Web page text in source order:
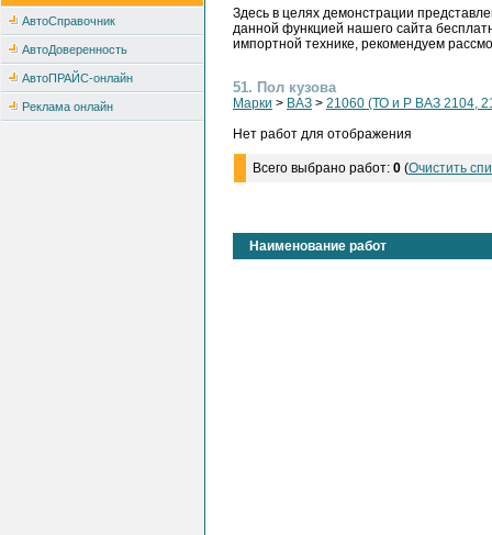
АвтоСправочник
АвтоДоверенность
АвтоПРАЙС-онлайн
Реклама онлайн
Здесь в целях демонстрации
данной функцией нашего сайта
импортной технике, рекомендуем
51. Пол кузова
Марки > ВАЗ > 21060 (ТО и Р ВАЗ 2104,
Нет работ для отображения
Всего выбрано работ: 0 (Очистить
Наименование работ